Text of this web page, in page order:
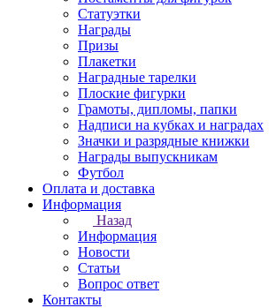
Статуэтки
Награды
Призы
Плакетки
Наградные тарелки
Плоские фигурки
Грамоты, дипломы, папки
Надписи на кубках и наградах
Значки и разрядные книжки
Награды выпускникам
Футбол
Оплата и доставка
Информация
Назад
Информация
Новости
Статьи
Вопрос ответ
Контакты